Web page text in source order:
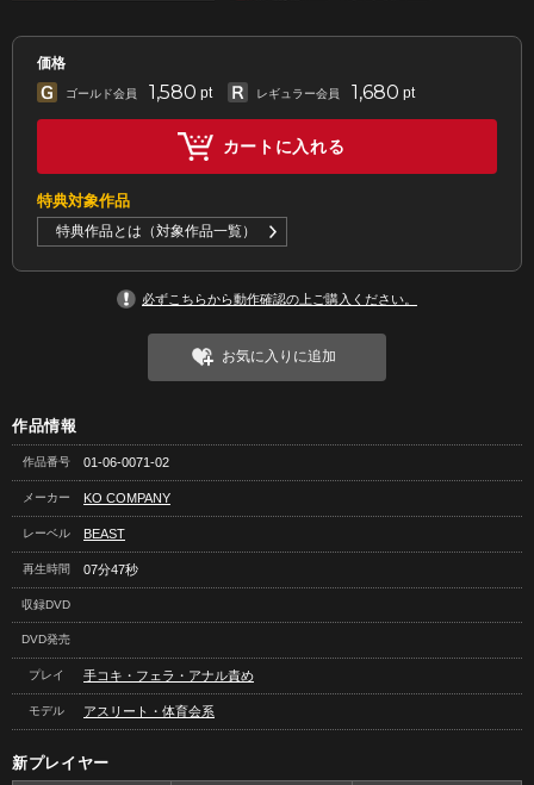
価格
ゴールド会員 1,580 pt レギュラー会員 1,680 pt
カートに入れる
特典対象作品
特典作品とは（対象作品一覧）
必ずこちらから動作確認の上ご購入ください。
お気に入りに追加
作品情報
作品番号 01-06-0071-02
メーカー KO COMPANY
レーベル BEAST
再生時間 07分47秒
収録DVD
DVD発売
プレイ 手コキ・フェラ・アナル責め
モデル アスリート・体育会系
新プレイヤー